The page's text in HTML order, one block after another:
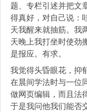
题、专栏引述并把文
得真好，对自己说：
天我醒来就抽筋。我
天晚上我打坐时使劲
是报应。有求。
我觉得头昏眼花，抑
在晨间学法时与一位
做网页编辑，而且法
于是我问他我们能否